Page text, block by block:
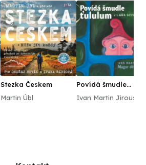
Stezka Českem
Martin Úbl
Povídá šmudle
Ivan Martin Jirous